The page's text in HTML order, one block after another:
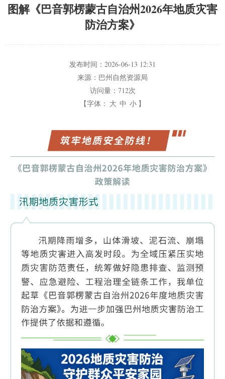
图解《巴音郭楞蒙古自治州2026年地质灾害
防治方案》
发布时间： 2026-06-13 12:31
来源： 巴州自然资源局
访问量： 712次
【字体： 大 中 小 】